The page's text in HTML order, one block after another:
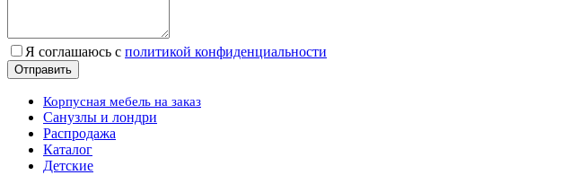
Я соглашаюсь с политикой конфиденциальности
Корпусная мебель на заказ
Санузлы и лондри
Распродажа
Каталог
Детские